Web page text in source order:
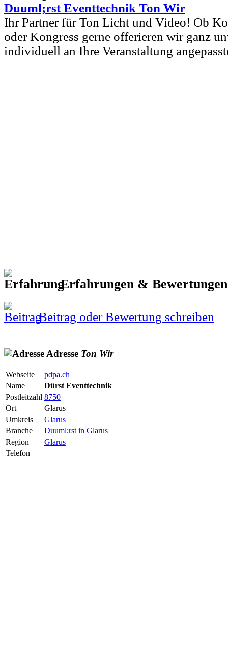
Duuml;rst Eventtechnik Ton Wir
Ihr Partner für Ton Licht und Video! Ob
oder Kongress gerne offerieren wir ganz
individuell an Ihre Veranstaltung
Erfahrungen &
Beitrag oder Bewertung schreiben
Adresse Ton Wir
Webseite
pdpa.ch
Name
Dürst Eventtechnik
Postleitzahl 8750
Ort
Glarus
Umkreis
Glarus
Branche
Duuml;rst in Glarus
Region
Glarus
Telefon